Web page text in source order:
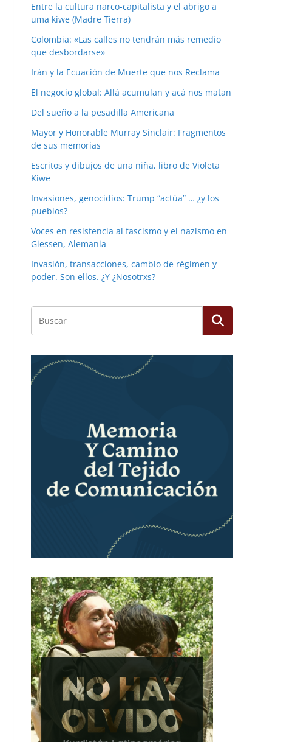
Entre la cultura narco-capitalista y el abrigo a
uma kiwe (Madre Tierra)
Colombia: «Las calles no tendrán más remedio
que desbordarse»
Irán y la Ecuación de Muerte que nos Reclama
El negocio global: Allá acumulan y acá nos matan
Del sueño a la pesadilla Americana
Mayor y Honorable Murray Sinclair: Fragmentos
de sus memorias
Escritos y dibujos de una niña, libro de Violeta
Kiwe
Invasiones, genocidios: Trump “actúa” … ¿y los
pueblos?
Voces en resistencia al fascismo y el nazismo en
Giessen, Alemania
Invasión, transacciones, cambio de régimen y
poder. Son ellos. ¿Y ¿Nosotrxs?